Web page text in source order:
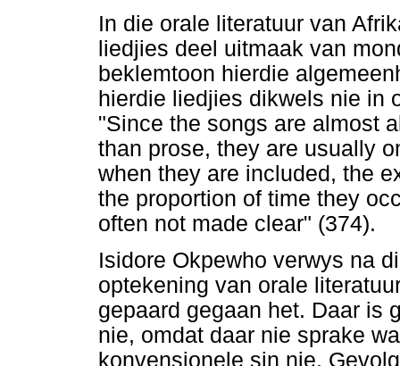
In die orale literatuur van
liedjies deel uitmaak van
beklemtoon hierdie
hierdie liedjies dikwels nie in
"Since the songs are almost
than prose, they are usually
when they are included, the
the proportion of time they
often not made clear" (374).
Isidore Okpewho verwys na
optekening van orale
gepaard gegaan het. Daar is
nie, omdat daar nie sprake
konvensionele sin nie.